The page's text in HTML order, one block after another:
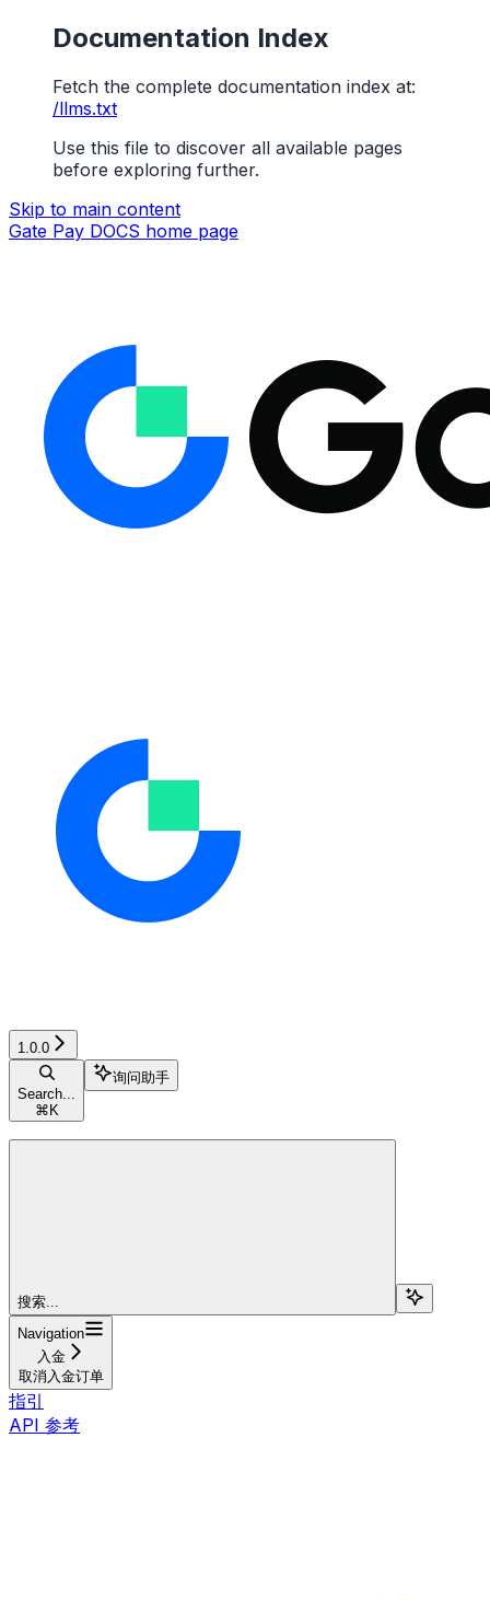
Documentation Index
Fetch the complete documentation index at:
/llms.txt
Use this file to discover all available pages
before exploring further.
Skip to main content
Gate Pay DOCS home page
1.0.0
Search...
⌘ K
询问助手
搜索...
Navigation
入金
取消入金订单
指引
API 参考